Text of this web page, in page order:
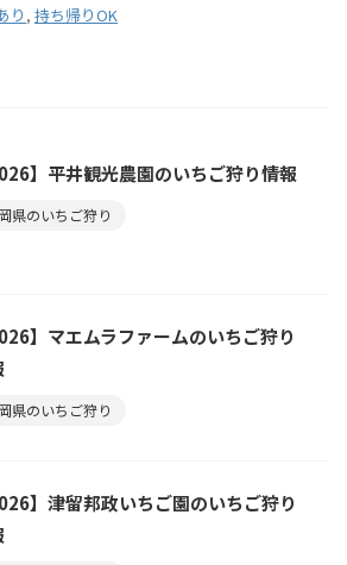
り , 持ち帰りOK
】平井観光農園のいちご狩り情報
県のいちご狩り
】マエムラファームのいちご狩り
県のいちご狩り
】津留邦政いちご園のいちご狩り